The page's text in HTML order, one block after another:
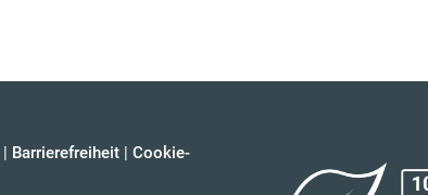
| Barrierefreiheit | Cookie-